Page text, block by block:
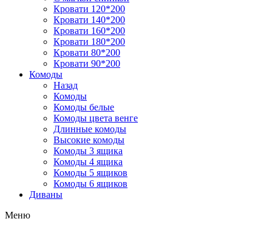
Кровати 120*200
Кровати 140*200
Кровати 160*200
Кровати 180*200
Кровати 80*200
Кровати 90*200
Комоды
Назад
Комоды
Комоды белые
Комоды цвета венге
Длинные комоды
Высокие комоды
Комоды 3 ящика
Комоды 4 ящика
Комоды 5 ящиков
Комоды 6 ящиков
Диваны
Меню